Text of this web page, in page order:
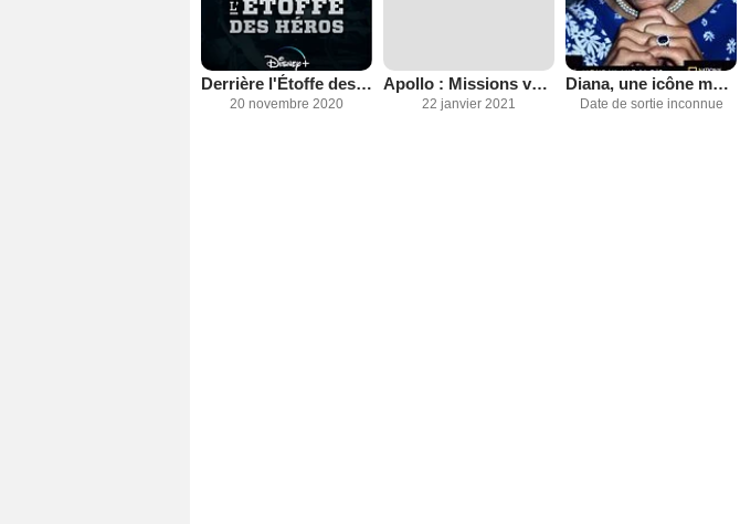
Derrière l'Étoffe des Héros
20 novembre 2020
Apollo : Missions vers la Lune
22 janvier 2021
Diana, une icône mystérieuse
Date de sortie inconnue